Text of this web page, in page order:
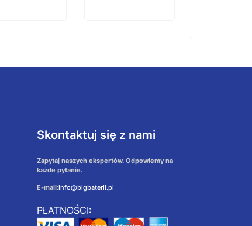
Skontaktuj się z nami
Zapytaj naszych ekspertów. Odpowiemy na
każde pytanie.
E-mail:info@bigbaterii.pl
PŁATNOŚCI: